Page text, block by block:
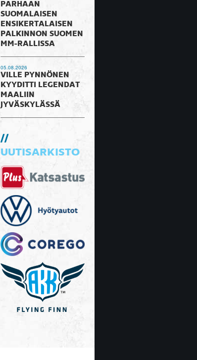
PARHAAN
SUOMALAISEN
ENSIKERTALAISEN
PALKINNON SUOMEN
MM-RALLISSA
05.08.2026
VILLE PYNNÖNEN
KYYDITTI LEGENDAT
MAALIIN
JYVÄSKYLÄSSÄ
UUTISARKISTO